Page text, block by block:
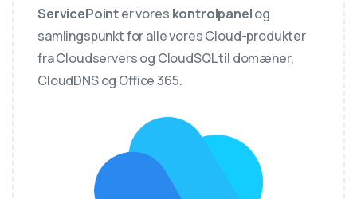
ServicePointer vores kontrolpanelog
samlingspunkt for alle vores Cloud-produkter
fra Cloudservers og CloudSQL til domæner,
CloudDNS og Office 365.